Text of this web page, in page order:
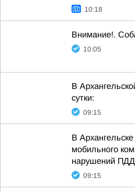
10:18
Внимание!.
10:05
В
сутки:
09:15
В
мобильного
нарушений ПДД
09:15